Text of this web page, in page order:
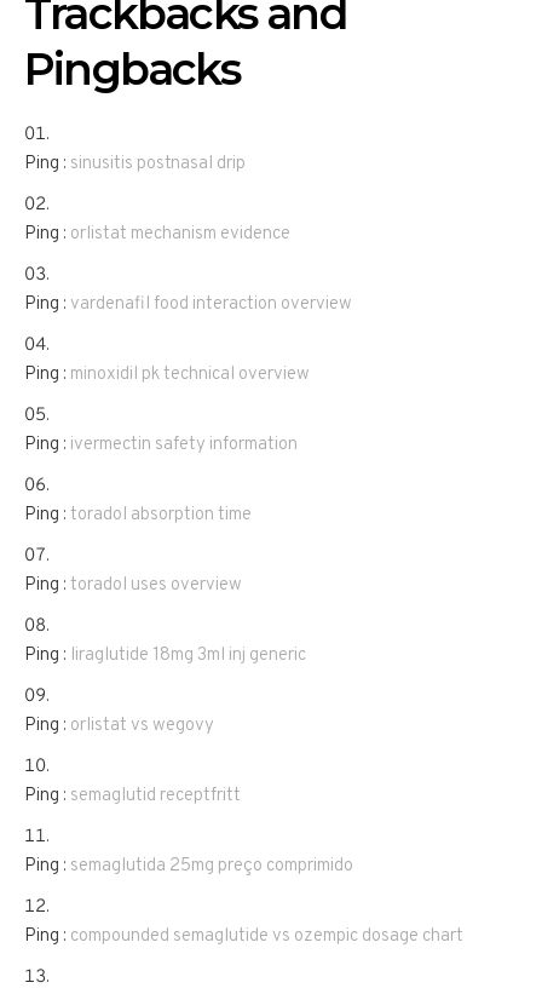
Trackbacks and
Pingbacks
Ping : sinusitis postnasal drip
Ping : orlistat mechanism evidence
Ping : vardenafil food interaction overview
Ping : minoxidil pk technical overview
Ping : ivermectin safety information
Ping : toradol absorption time
Ping : toradol uses overview
Ping : liraglutide 18mg 3ml inj generic
Ping : orlistat vs wegovy
Ping : semaglutid receptfritt
Ping : semaglutida 25mg preço comprimido
Ping : compounded semaglutide vs ozempic dosage chart